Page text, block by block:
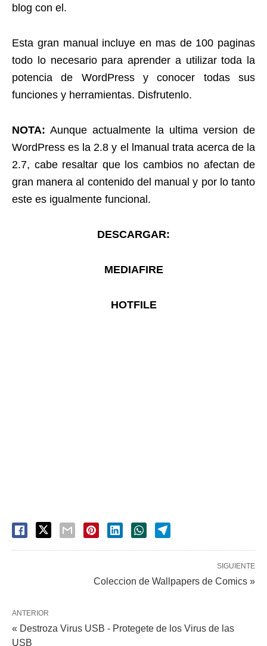
blog con el.
Esta gran manual incluye en mas de 100 paginas
todo lo necesario para aprender a utilizar toda la
potencia de WordPress y conocer todas sus
funciones y herramientas. Disfrutenlo.
NOTA: Aunque actualmente la ultima version de
WordPress es la 2.8 y el lmanual trata acerca de la
2.7, cabe resaltar que los cambios no afectan de
gran manera al contenido del manual y por lo tanto
este es igualmente funcional.
DESCARGAR:
MEDIAFIRE
HOTFILE
SIGUIENTE
Coleccion de Wallpapers de Comics »
ANTERIOR
« Destroza Virus USB - Protegete de los Virus de las
USB